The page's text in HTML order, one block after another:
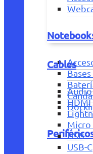
Cables
HDMI
Micro
USB
USB-C